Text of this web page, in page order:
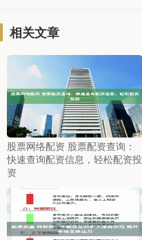
相关文章
股票网络配资 股票配资查询：
快速查询配资信息，轻松配资投
资